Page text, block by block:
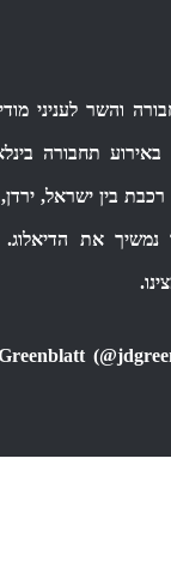
והשר לעניני
תחבורה
רכבת בין ישראל,
נמשיך את